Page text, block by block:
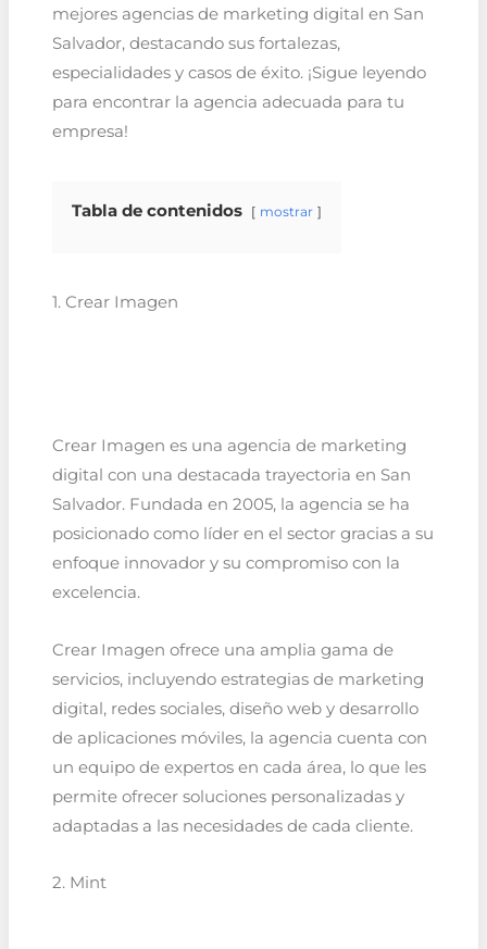
mejores agencias de marketing digital en San
Salvador, destacando sus fortalezas,
especialidades y casos de éxito. ¡Sigue leyendo
para encontrar la agencia adecuada para tu
empresa!
Tabla de contenidos mostrar
1. Crear Imagen
Crear Imagen es una agencia de marketing
digital con una destacada trayectoria en San
Salvador. Fundada en 2005, la agencia se ha
posicionado como líder en el sector gracias a su
enfoque innovador y su compromiso con la
excelencia.
Crear Imagen ofrece una amplia gama de
servicios, incluyendo estrategias de marketing
digital, redes sociales, diseño web y desarrollo
de aplicaciones móviles, la agencia cuenta con
un equipo de expertos en cada área, lo que les
permite ofrecer soluciones personalizadas y
adaptadas a las necesidades de cada cliente.
2. Mint